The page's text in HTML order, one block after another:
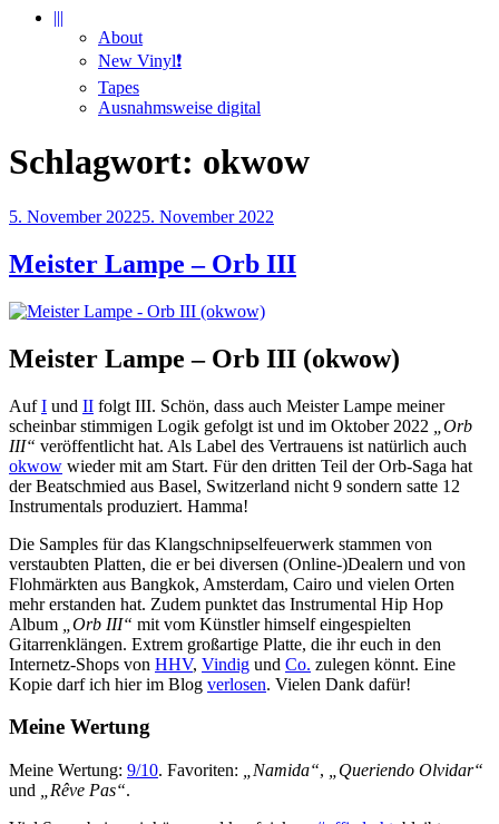
|||
About
New Vinyl❗️
Tapes
Ausnahmsweise digital
Schlagwort: okwow
Veröffentlicht
5. November 20225. November 2022
Meister Lampe – Orb III
Meister Lampe – Orb III (okwow)
AufI und II folgt III. Schön, dass auch Meister Lampe meiner
scheinbar stimmigen Logik gefolgt ist und im Oktober 2022
„Orb
III“ veröffentlicht hat. Als Label des Vertrauens ist natürlich auch
okwow wieder mit am Start. Für den dritten Teil der Orb-Saga hat
der Beatschmied aus Basel, Switzerland nicht 9 sondern satte 12
Instrumentals produziert. Hamma!
Die Samples für das Klangschnipselfeuerwerk stammen von
verstaubten Platten, die er bei diversen (Online-)Dealern und von
Flohmärkten aus Bangkok, Amsterdam, Cairo und vielen Orten
mehr erstanden hat. Zudem punktet das Instrumental Hip Hop
Album
„Orb III“ mit vom Künstler himself eingespielten
Gitarrenklängen. Extrem großartige Platte, die ihr euch in den
Internetz-Shops von HHV, Vindig und Co. zulegen könnt. Eine
Kopie darf ich hier im Blog verlosen. Vielen Dank dafür!
Meine Wertung
Meine Wertung: 9/10. Favoriten: „Namida“,
„Queriendo Olvidar“
und
„Rêve Pas“.